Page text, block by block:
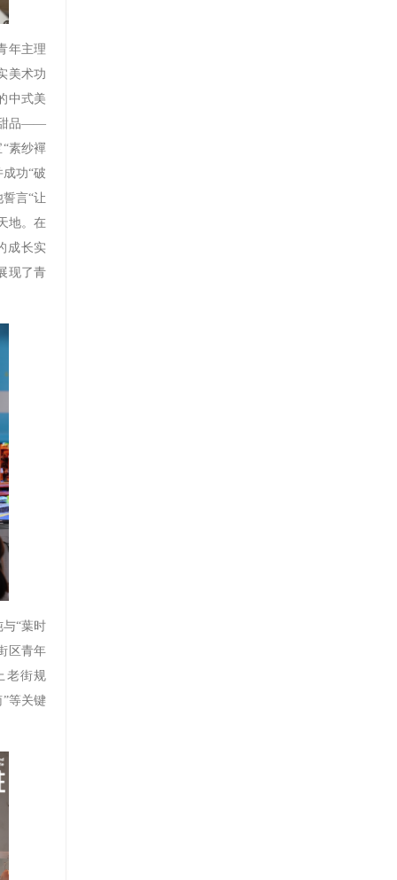
年主理
美术功
中式美
甜品——
素纱襌
功“破
言“让
地。在
成长实
现了青
“葉时
区青年
老街规
等关键